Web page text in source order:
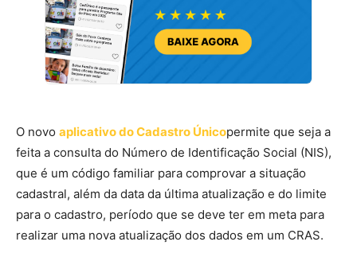
O novo aplicativo do Cadastro Únicopermite que seja a
feita a consulta do Número de Identificação Social (NIS),
que é um código familiar para comprovar a situação
cadastral, além da data da última atualização e do limite
para o cadastro, período que se deve ter em meta para
realizar uma nova atualização dos dados em um CRAS.